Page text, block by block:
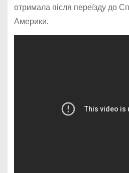
отримала після переїзду до
Америки.